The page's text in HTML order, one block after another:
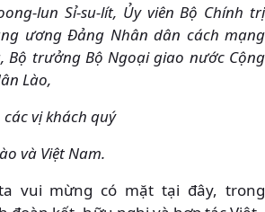
lun Sỉ-su-lít, Ủy viên Bộ Chính trị
ương Đảng Nhân dân cách mạng
Bộ trưởng Bộ Ngoại giao nước Cộng
Lào,
vị khách quý
và Việt Nam.
vui mừng có mặt tại đây, trong